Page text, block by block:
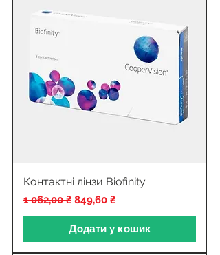
Контактні лінзи Biofinity
Звичайна ціна
1 062,00 ₴ За розпродажем
849,60 ₴
Додати у кошик